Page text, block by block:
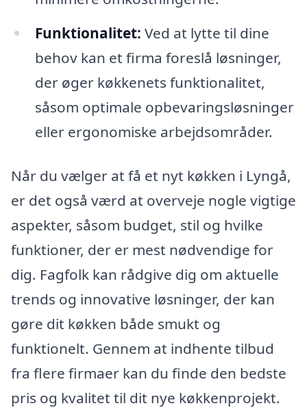
Funktionalitet: Ved at lytte til dine
behov kan et firma foreslå løsninger,
der øger køkkenets funktionalitet,
såsom optimale opbevaringsløsninger
eller ergonomiske arbejdsområder.
Når du vælger at få et nyt køkken i Lyngå,
er det også værd at overveje nogle vigtige
aspekter, såsom budget, stil og hvilke
funktioner, der er mest nødvendige for
dig. Fagfolk kan rådgive dig om aktuelle
trends og innovative løsninger, der kan
gøre dit køkken både smukt og
funktionelt. Gennem at indhente tilbud
fra flere firmaer kan du finde den bedste
pris og kvalitet til dit nye køkkenprojekt.